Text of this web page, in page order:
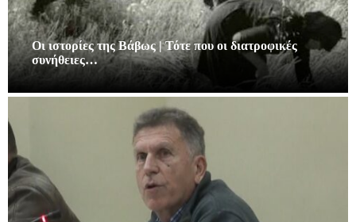
Οι ιστορίες της Βάβως | Τότε που οι διατροφικές
συνήθειες…